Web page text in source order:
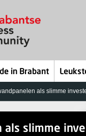
in Brabant
als slimme
als slimme